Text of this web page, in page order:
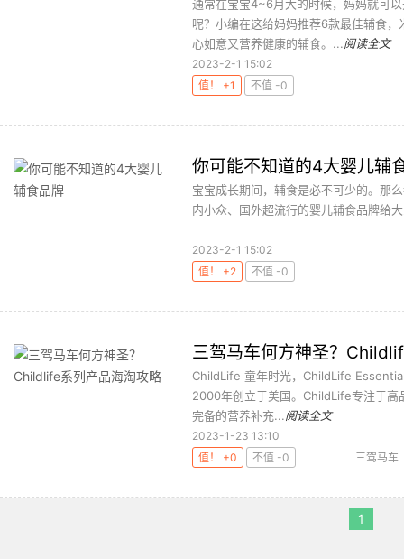
通常在宝宝4~6月大的时候，妈妈就可
呢？小编在这给妈妈推荐6款最佳辅食
心如意又营养健康的辅食。...阅读全文
2023-2-1 15:02
值！ +1
不值 -0
你可能不知道的4大婴儿辅
宝宝成长期间，辅食是必不可少的。那
内小众、国外超流行的婴儿辅食品牌给
2023-2-1 15:02
值！ +2
不值 -0
三驾马车何方神圣？
ChildLife 童年时光，ChildLife
2000年创立于美国。ChildLife专注于高
完备的营养补充...阅读全文
2023-1-23 13:10
值！ +0
不值 -0
三驾马车
1